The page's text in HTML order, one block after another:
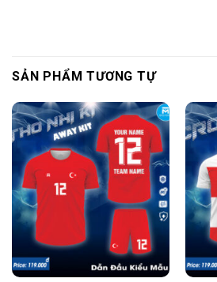
SẢN PHẨM TƯƠNG TỰ